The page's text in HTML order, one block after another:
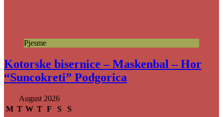
Pjesme
Kotorske bisernice – Maskenbal – Hor
“Suncokreti” Podgorica
August 2026
M T W T F S
S